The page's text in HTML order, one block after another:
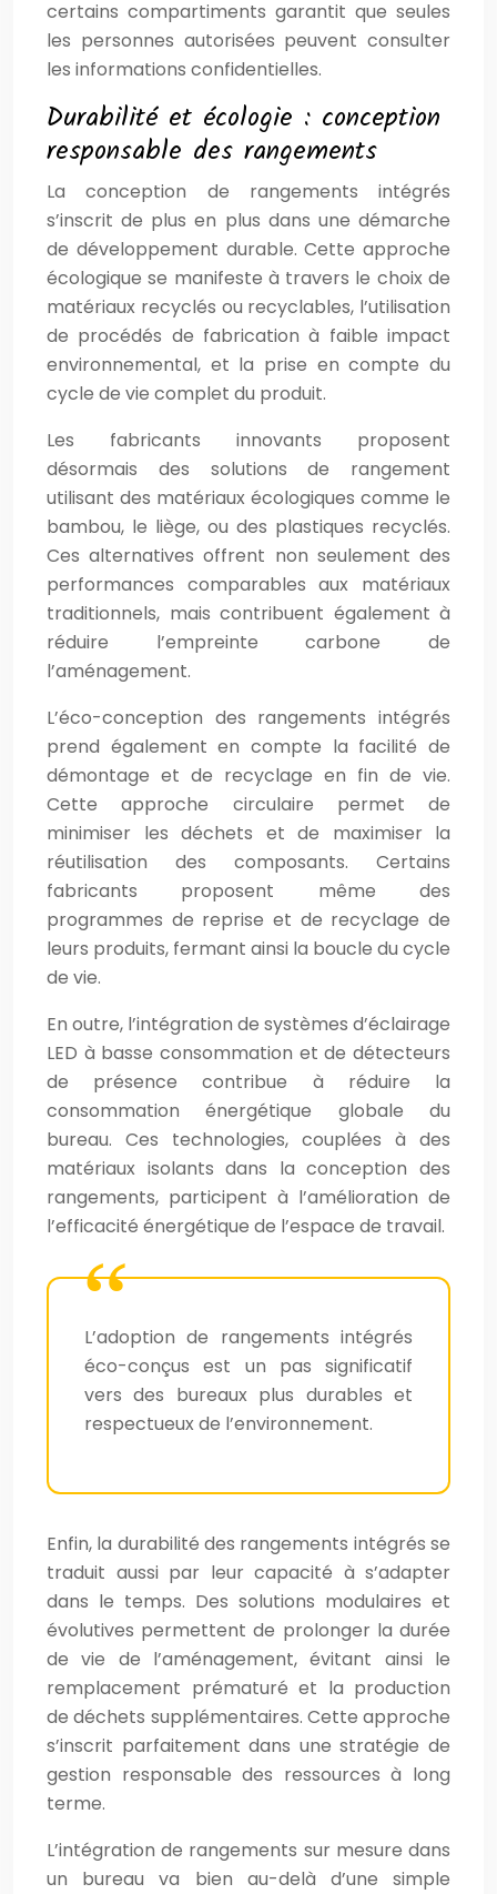
certains compartiments garantit que seules
les personnes autorisées peuvent consulter
les informations confidentielles.
Durabilité et écologie : conception
responsable des rangements
La conception de rangements intégrés
s’inscrit de plus en plus dans une démarche
de développement durable. Cette approche
écologique se manifeste à travers le choix de
matériaux recyclés ou recyclables, l’utilisation
de procédés de fabrication à faible impact
environnemental, et la prise en compte du
cycle de vie complet du produit.
Les fabricants innovants proposent
désormais des solutions de rangement
utilisant des matériaux écologiques comme le
bambou, le liège, ou des plastiques recyclés.
Ces alternatives offrent non seulement des
performances comparables aux matériaux
traditionnels, mais contribuent également à
réduire l’empreinte carbone de
l’aménagement.
L’éco-conception des rangements intégrés
prend également en compte la facilité de
démontage et de recyclage en fin de vie.
Cette approche circulaire permet de
minimiser les déchets et de maximiser la
réutilisation des composants. Certains
fabricants proposent même des
programmes de reprise et de recyclage de
leurs produits, fermant ainsi la boucle du cycle
de vie.
En outre, l’intégration de systèmes d’éclairage
LED à basse consommation et de détecteurs
de présence contribue à réduire la
consommation énergétique globale du
bureau. Ces technologies, couplées à des
matériaux isolants dans la conception des
rangements, participent à l’amélioration de
l’efficacité énergétique de l’espace de travail.
L’adoption de rangements intégrés
éco-conçus est un pas significatif
vers des bureaux plus durables et
respectueux de l’environnement.
Enfin, la durabilité des rangements intégrés se
traduit aussi par leur capacité à s’adapter
dans le temps. Des solutions modulaires et
évolutives permettent de prolonger la durée
de vie de l’aménagement, évitant ainsi le
remplacement prématuré et la production
de déchets supplémentaires. Cette approche
s’inscrit parfaitement dans une stratégie de
gestion responsable des ressources à long
terme.
L’intégration de rangements sur mesure dans
un bureau va bien au-delà d’une simple